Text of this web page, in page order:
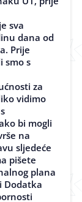
sva
dana od
Prije
smo s
za
vidimo
bi mogli
na
sljedeće
pišete
plana
Dodatka